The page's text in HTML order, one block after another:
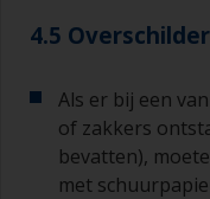
4.5
Als er bij een
of zakkers
bevatten),
met